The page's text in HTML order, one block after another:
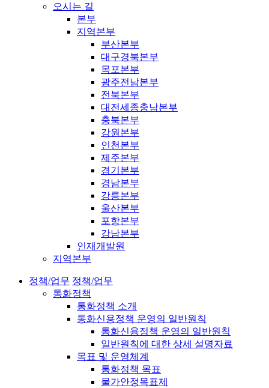
오시는 길
본부
지역본부
부산본부
대구경북본부
목포본부
광주전남본부
전북본부
대전세종충남본부
충북본부
강원본부
인천본부
제주본부
경기본부
경남본부
강릉본부
울산본부
포항본부
강남본부
인재개발원
지역본부
정책/업무 정책/업무
통화정책
통화정책 소개
통화신용정책 운영의 일반원칙
통화신용정책 운영의 일반원칙
일반원칙에 대한 상세 설명자료
목표 및 운영체계
통화정책 목표
물가안정목표제